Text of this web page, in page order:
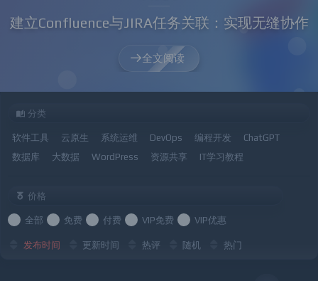
建立Confluence与JIRA任务关联：实现无缝协作
全文阅读
分类
软件工具 云原生 系统运维 DevOps 编程开发
ChatGPT
数据库
大数据 WordPress 资源共享 IT学习教程
价格
全部 免费 付费 VIP免费 VIP优惠
发布时间 更新时间 热评 随机 热门